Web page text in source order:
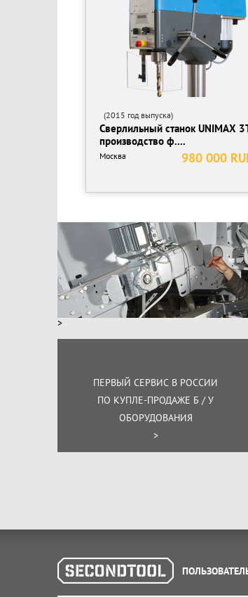
(2015 год выпуска)
Сверлильный станок UNIMAX
производство ф....
980 000
Москва
>
ПЕРВЫЙ СЕРВИС В РОССИИ
ПО КУПЛЕ-ПРОДАЖЕ Б / У
ОБОРУДОВАНИЯ
>